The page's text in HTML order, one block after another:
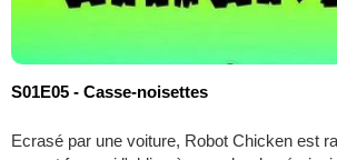
S01E05 - Casse-noisettes
Ecrasé par une voiture, Robot Chicken est